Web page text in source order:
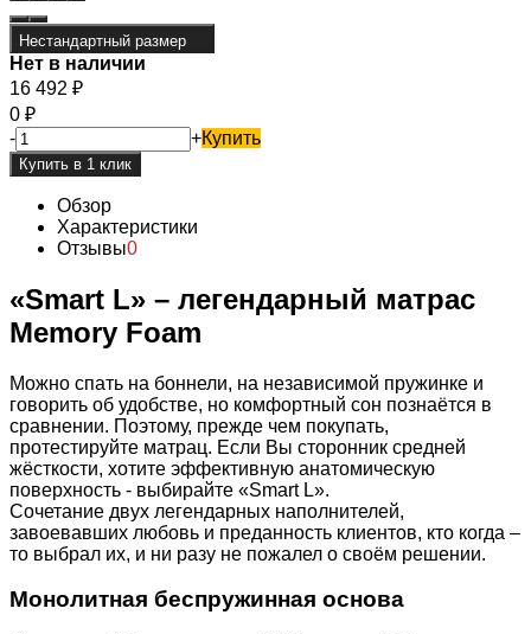
Нестандартный размер
Нет в наличии
16 492 ₽
0 ₽
-
+Купить
Обзор
Характеристики
Отзывы0
«Smart L» – легендарный матрас
Memory Foam
Можно спать на боннели, на независимой пружинке и
говорить об удобстве, но комфортный сон познаётся в
сравнении. Поэтому, прежде чем покупать,
протестируйте матрац. Если Вы сторонник средней
жёсткости, хотите эффективную анатомическую
поверхность - выбирайте «Smart L».
Сочетание двух легендарных наполнителей,
завоевавших любовь и преданность клиентов, кто когда –
то выбрал их, и ни разу не пожалел о своём решении.
Монолитная беспружинная основа